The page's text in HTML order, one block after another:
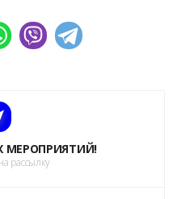
МЕРОПРИЯТИЙ!
рассылку